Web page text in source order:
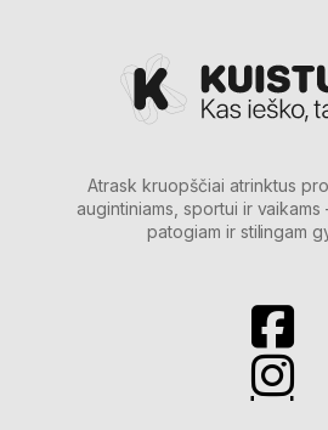
Atrask kruopščiai atrinktus
augintiniams, sportui ir
patogiam ir stilingam